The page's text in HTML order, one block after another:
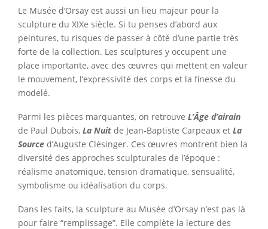
Le Musée d’Orsay est aussi un lieu majeur pour la
sculpture du XIXe siècle. Si tu penses d’abord aux
peintures, tu risques de passer à côté d’une partie très
forte de la collection. Les sculptures y occupent une
place importante, avec des œuvres qui mettent en valeur
le mouvement, l’expressivité des corps et la finesse du
modelé.
Parmi les pièces marquantes, on retrouve L’Âge d’airain
de Paul Dubois, La Nuit de Jean-Baptiste Carpeaux et La
Source d’Auguste Clésinger. Ces œuvres montrent bien la
diversité des approches sculpturales de l’époque :
réalisme anatomique, tension dramatique, sensualité,
symbolisme ou idéalisation du corps.
Dans les faits, la sculpture au Musée d’Orsay n’est pas là
pour faire “remplissage”. Elle complète la lecture des